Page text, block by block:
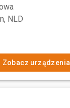
NLD
Zobacz urządzenia